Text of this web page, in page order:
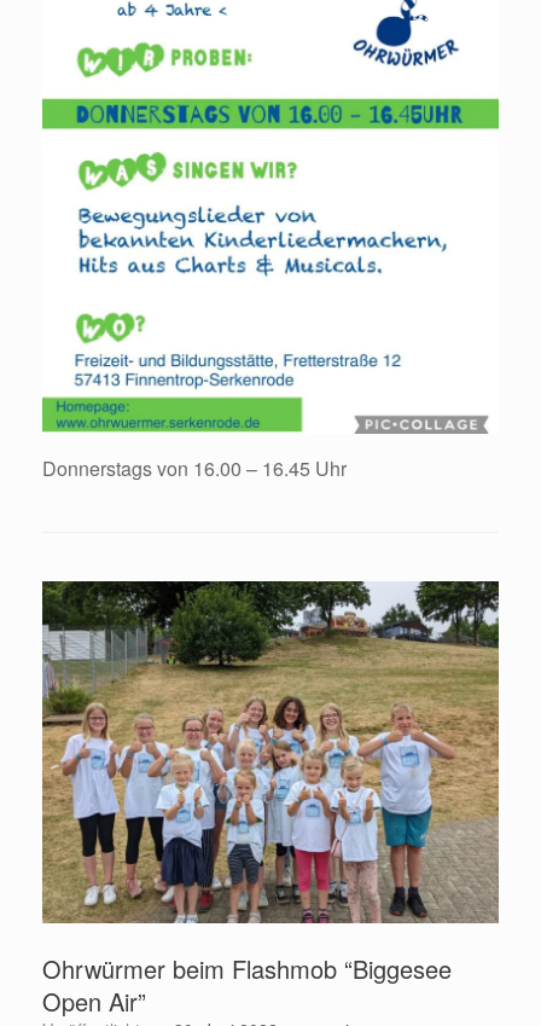
Donnerstags von 16.00 – 16.45 Uhr
Ohrwürmer beim Flashmob “Biggesee
Open Air”